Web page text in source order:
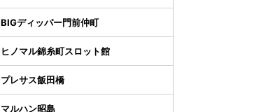
BIGディッパー門前仲町
ヒノマル錦糸町スロット館
プレサス飯田橋
マルハン昭島